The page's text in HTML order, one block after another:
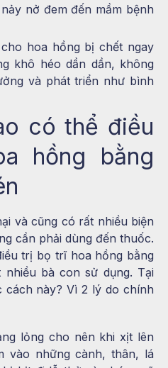
nở đem đến mầm bệnh
hoa hồng bị chết ngay
khô héo dần dần, không
và phát triển như bình
có thể điều
hồng bằng
và cũng có rất nhiều biện
cần phải dùng đến thuốc.
trị bọ trĩ hoa hồng bằng
bà con sử dụng. Tại
cách này? Vì 2 lý do chính
lỏng cho nên khi xịt lên
vào những cành, thân, lá